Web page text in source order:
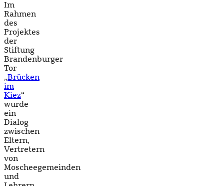
Im
Rahmen
des
Projektes
der
Stiftung
Brandenburger
Tor
„Brücken
im
Kiez“
wurde
ein
Dialog
zwischen
Eltern,
Vertretern
von
Moscheegemeinden
und